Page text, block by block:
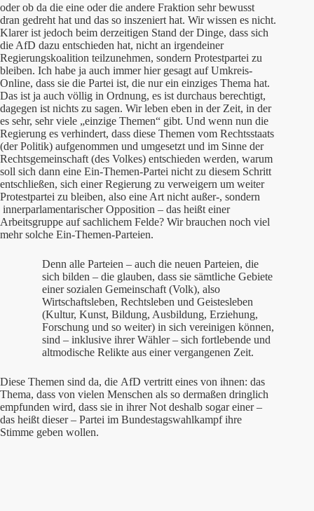
oder ob da die eine oder die andere Fraktion sehr bewusst
dran gedreht hat und das so inszeniert hat. Wir wissen es nicht.
Klarer ist jedoch beim derzeitigen Stand der Dinge, dass sich
die AfD dazu entschieden hat, nicht an irgendeiner
Regierungskoalition teilzunehmen, sondern Protestpartei zu
bleiben. Ich habe ja auch immer hier gesagt auf Umkreis-
Online, dass sie die Partei ist, die nur ein einziges Thema hat.
Das ist ja auch völlig in Ordnung, es ist durchaus berechtigt,
dagegen ist nichts zu sagen. Wir leben eben in der Zeit, in der
es sehr, sehr viele „einzige Themen“ gibt. Und wenn nun die
Regierung es verhindert, dass diese Themen vom Rechtsstaats
(der Politik) aufgenommen und umgesetzt und im Sinne der
Rechtsgemeinschaft (des Volkes) entschieden werden, warum
soll sich dann eine Ein-Themen-Partei nicht zu diesem Schritt
entschließen, sich einer Regierung zu verweigern um weiter
Protestpartei zu bleiben, also eine Art nicht außer-, sondern
innerparlamentarischer Opposition – das heißt einer
Arbeitsgruppe auf sachlichem Felde? Wir brauchen noch viel
mehr solche Ein-Themen-Parteien.
Denn alle Parteien – auch die neuen Parteien, die
sich bilden – die glauben, dass sie sämtliche Gebiete
einer sozialen Gemeinschaft (Volk), also
Wirtschaftsleben, Rechtsleben und Geistesleben
(Kultur, Kunst, Bildung, Ausbildung, Erziehung,
Forschung und so weiter) in sich vereinigen können,
sind – inklusive ihrer Wähler – sich fortlebende und
altmodische Relikte aus einer vergangenen Zeit.
Diese Themen sind da, die AfD vertritt eines von ihnen: das
Thema, dass von vielen Menschen als so dermaßen dringlich
empfunden wird, dass sie in ihrer Not deshalb sogar einer –
das heißt dieser – Partei im Bundestagswahlkampf ihre
Stimme geben wollen.